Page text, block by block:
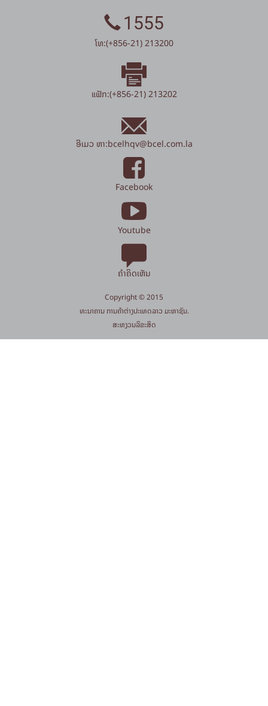
1555
ໂທ:(+856-21) 213200
ແຟັກ:(+856-21) 213202
ອີເມວ ຫາ:bcelhqv@bcel.com.la
Facebook
Youtube
ຄຳຄິດເຫັນ
Copyright © 2015
​ທະນາຄານ ການຄ້າຕ່າງປະເທດລາວ ມະຫາຊົນ.
​ສະ​ຫງວນ​ລິ​ຂະ​ສິດ